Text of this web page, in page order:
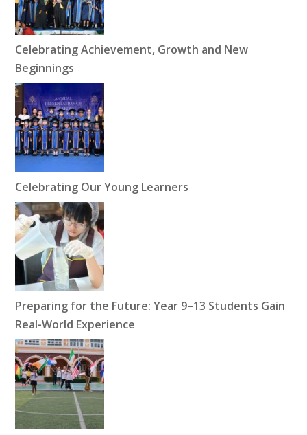
Celebrating Achievement, Growth and New
Beginnings
Celebrating Our Young Learners
Preparing for the Future: Year 9–13 Students Gain
Real-World Experience